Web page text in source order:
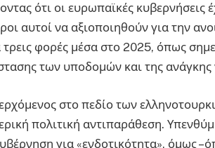
ότι οι ευρωπαϊκές
αυτοί να αξιοποιηθούν για την
φορές μέσα στο 2025, όπως
των υποδομών και της ανάγκης
στο πεδίο των
πολιτική αντιπαράθεση.
για «ενδοτικότητα», όμως